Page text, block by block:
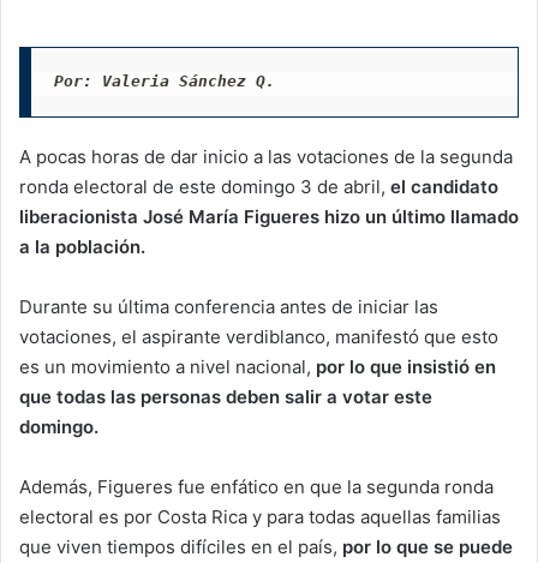
Por: Valeria Sánchez Q.
A pocas horas de dar inicio a las votaciones de la segunda
ronda electoral de este domingo 3 de abril, el candidato
liberacionista José María Figueres hizo un último llamado
a la población.
Durante su última conferencia antes de iniciar las
votaciones, el aspirante verdiblanco, manifestó que esto
es un movimiento a nivel nacional, por lo que insistió en
que todas las personas deben salir a votar este
domingo.
Además, Figueres fue enfático en que la segunda ronda
electoral es por Costa Rica y para todas aquellas familias
que viven tiempos difíciles en el país, por lo que se puede